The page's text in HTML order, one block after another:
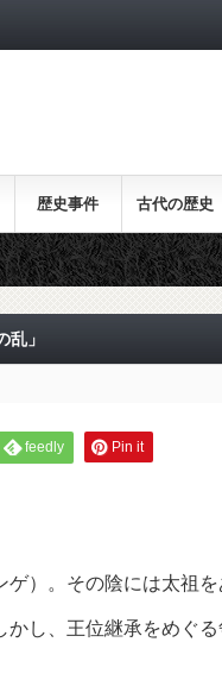
歴史事件 古代の歴史
」
feedly Pin it
）。その陰には太祖
し、王位継承をめぐる